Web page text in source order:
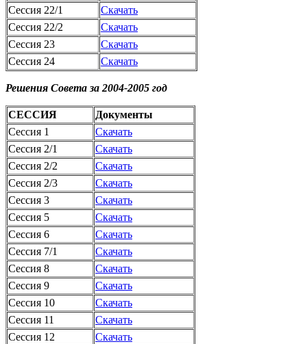
Сессия 22/1
Скачать
Сессия 22/2
Скачать
Сессия 23
Скачать
Сессия 24
Скачать
Решения Совета за 2004-2005 год
СЕССИЯ
Документы
Сессия 1
Скачать
Сессия 2/1
Скачать
Сессия 2/2
Скачать
Сессия 2/3
Скачать
Сессия 3
Скачать
Сессия 5
Скачать
Сессия 6
Скачать
Сессия 7/1
Скачать
Сессия 8
Скачать
Сессия 9
Скачать
Сессия 10
Скачать
Сессия 11
Скачать
Сессия 12
Скачать